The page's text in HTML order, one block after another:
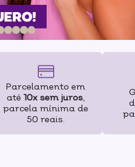
Parcelamento em
até 10x sem juros
parcela mínima de
50 reais.